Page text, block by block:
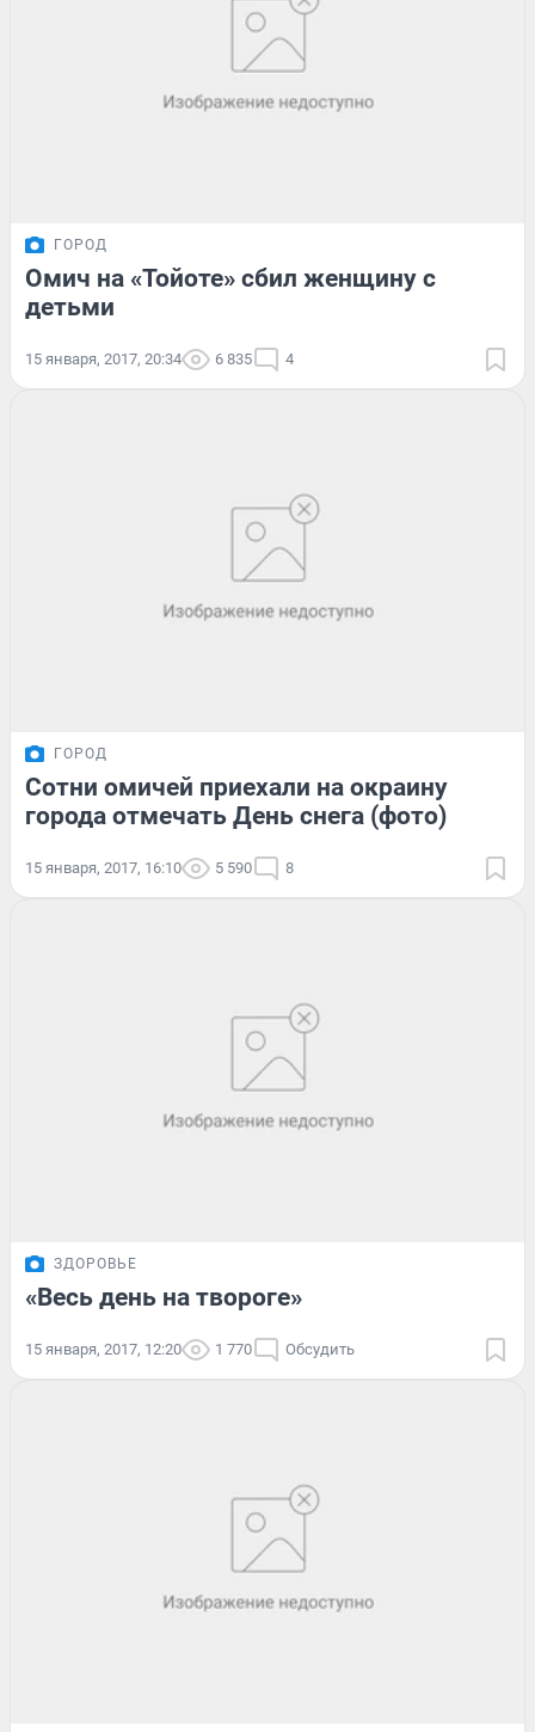
ГОРОД
Омич на «Тойоте» сбил женщину с
детьми
15 января, 2017, 20:34 6 835 4
ГОРОД
Сотни омичей приехали на окраину
города отмечать День снега (фото)
15 января, 2017, 16:10 5 590 8
ЗДОРОВЬЕ
«Весь день на твороге»
15 января, 2017, 12:20 1 770 Обсудить